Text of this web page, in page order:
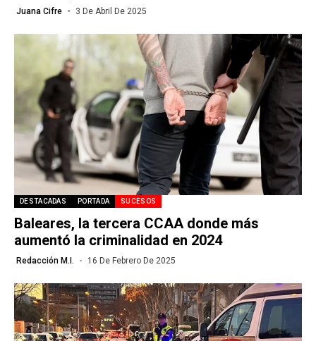
Juana Cifre 3 De Abril De 2025
DESTACADAS PORTADA SUCESOS
Baleares, la tercera CCAA donde más
aumentó la criminalidad en 2024
Redacción M.I. 16 De Febrero De 2025